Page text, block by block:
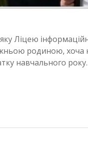
Ліцею
родиною, хоча
навчального